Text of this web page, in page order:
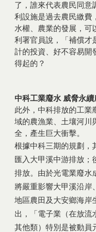
了，誰來代表農民同意
利設施是過去農民繳費
水權、農業的發展，可
利署官員說，「補償才
計的投資、好不容易開
得起的？
中科工業廢水 威脅永續
此外，中科排放的工業
域的農漁業、土壤河川
全，產生巨大衝擊。
根據中科三期的規劃，
匯入大甲溪中游排放；
排放。由於光電業廢水
將嚴重影響大甲溪沿岸
地區農田及大安鄉海岸
出，「電子業（在放流
其他類）特別是被動員